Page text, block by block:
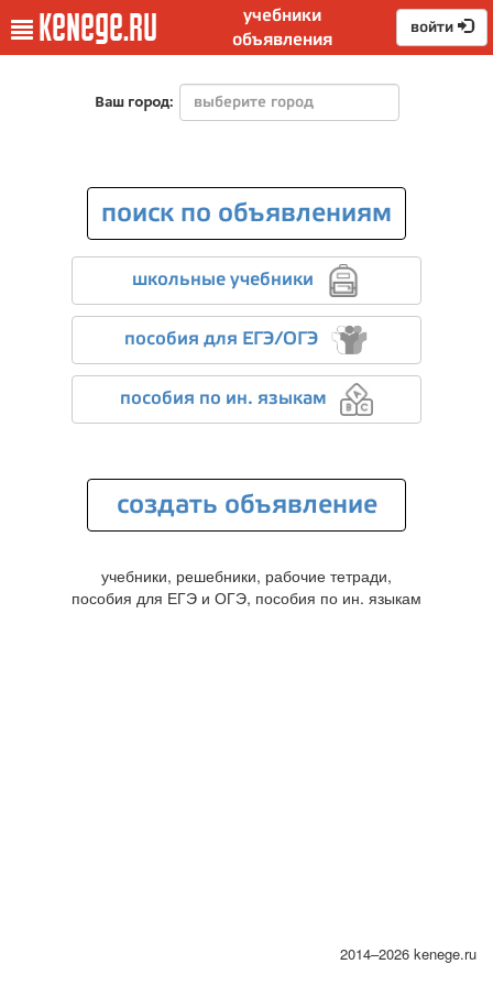
kenege.ru
учебники
объявления
войти
Ваш город:
поиск по объявлениям
школьные учебники
пособия для ЕГЭ/ОГЭ
пособия по ин. языкам
создать объявление
учебники, решебники, рабочие тетради,
пособия для ЕГЭ и ОГЭ, пособия по ин. языкам
2014–2026 kenege.ru